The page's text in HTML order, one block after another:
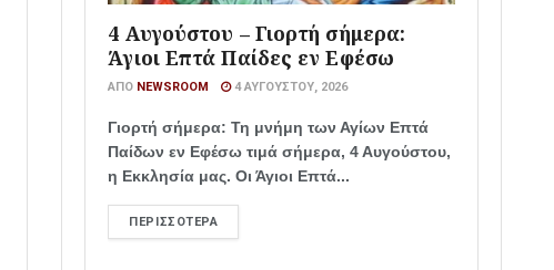
4 Αυγούστου – Γιορτή σήμερα:
Άγιοι Επτά Παίδες εν Εφέσω
ΑΠΌ NEWSROOM 4 ΑΥΓΟΎΣΤΟΥ, 2026
Γιορτή σήμερα: Τη μνήμη των Αγίων Επτά
Παίδων εν Εφέσω τιμά σήμερα, 4 Αυγούστου,
η Εκκλησία μας. Οι Άγιοι Επτά...
ΠΕΡΙΣΣΌΤΕΡΑ